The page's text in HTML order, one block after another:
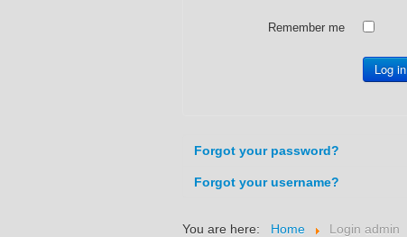
Remember me
Log in
Forgot your password?
Forgot your username?
You are here: Home Login admin